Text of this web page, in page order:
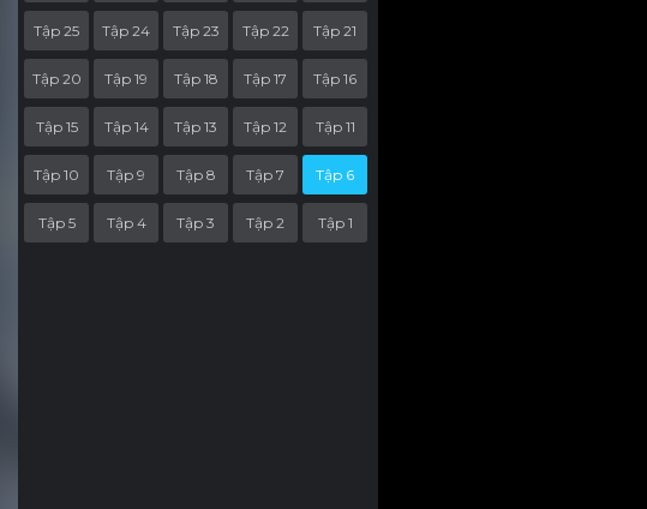
Tập 25 Tập 24 Tập 23 Tập 22 Tập 21
Tập 20 Tập 19 Tập 18 Tập 17 Tập 16
Tập 15 Tập 14 Tập 13 Tập 12 Tập 11
Tập 10 Tập 9 Tập 8 Tập 7 Tập 6
Tập 5 Tập 4 Tập 3 Tập 2 Tập 1